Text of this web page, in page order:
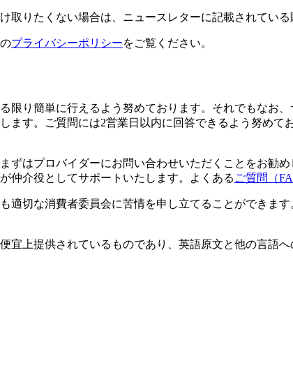
取りたくない場合は、ニュースレターに記載されてい
プライバシーポリシーをご覧ください。
限り簡単に行えるよう努めております。それでもなお
ます。ご質問には2営業日以内に回答できるよう努め
ずはプロバイダーにお問い合わせいただくことをお勧
仲介役としてサポートいたします。よくある ご質問（
適切な消費者委員会に苦情を申し立てることができま
宜上提供されているものであり、英語原文と他の言語